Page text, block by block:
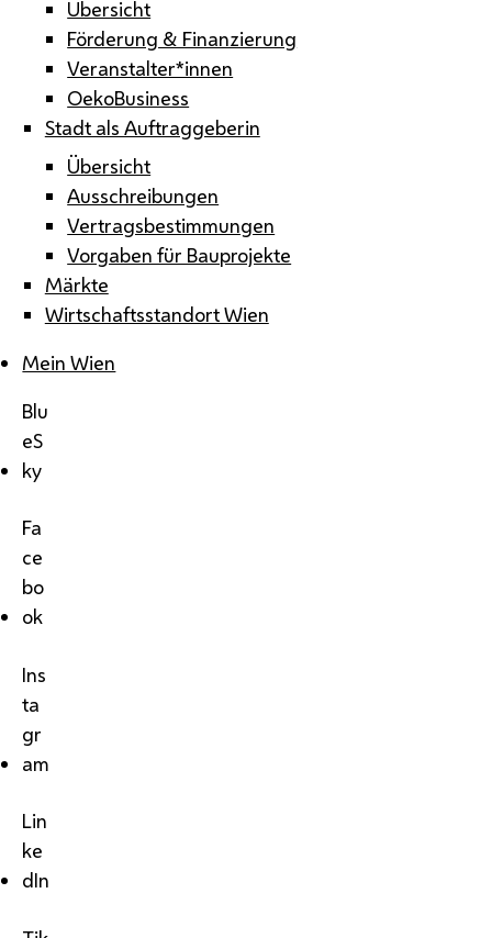
Übersicht
Förderung & Finanzierung
Veranstalter*innen
OekoBusiness
Stadt als Auftraggeberin
Übersicht
Ausschreibungen
Vertragsbestimmungen
Vorgaben für Bauprojekte
Märkte
Wirtschaftsstandort Wien
Mein Wien
Blu
eS
ky
Fa
ce
bo
ok
Ins
ta
gr
am
Lin
ke
dIn